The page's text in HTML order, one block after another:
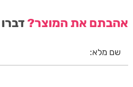
אהבתם את המוצר?